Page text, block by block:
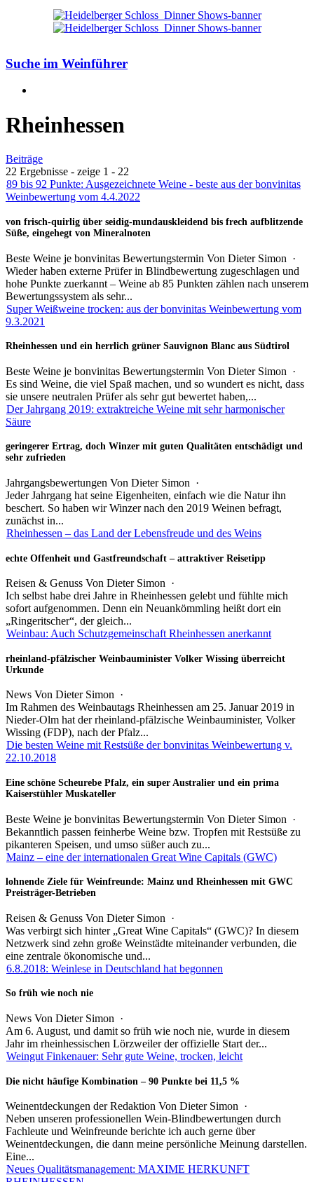
Suche im Weinführer
Rheinhessen
Beiträge
22 Ergebnisse - zeige 1 - 22
89 bis 92 Punkte: Ausgezeichnete Weine - beste aus der bonvinitas
Weinbewertung vom 4.4.2022
von frisch-quirlig über seidig-mundauskleidend bis frech aufblitzende
Süße, eingehegt von Mineralnoten
Beste Weine je bonvinitas Bewertungstermin Von Dieter Simon ·
Wieder haben externe Prüfer in Blindbewertung zugeschlagen und
hohe Punkte zuerkannt – Weine ab 85 Punkten zählen nach unserem
Bewertungssystem als sehr...
Super Weißweine trocken: aus der bonvinitas Weinbewertung vom
9.3.2021
Rheinhessen und ein herrlich grüner Sauvignon Blanc aus Südtirol
Beste Weine je bonvinitas Bewertungstermin Von Dieter Simon ·
Es sind Weine, die viel Spaß machen, und so wundert es nicht, dass
sie unsere neutralen Prüfer als sehr gut bewertet haben,...
Der Jahrgang 2019: extraktreiche Weine mit sehr harmonischer
Säure
geringerer Ertrag, doch Winzer mit guten Qualitäten entschädigt und
sehr zufrieden
Jahrgangsbewertungen Von Dieter Simon ·
Jeder Jahrgang hat seine Eigenheiten, einfach wie die Natur ihn
beschert. So haben wir Winzer nach den 2019 Weinen befragt,
zunächst in...
Rheinhessen – das Land der Lebensfreude und des Weins
echte Offenheit und Gastfreundschaft – attraktiver Reisetipp
Reisen & Genuss Von Dieter Simon ·
Ich selbst habe drei Jahre in Rheinhessen gelebt und fühlte mich
sofort aufgenommen. Denn ein Neuankömmling heißt dort ein
„Ringeritscher“, der gleich...
Weinbau: Auch Schutzgemeinschaft Rheinhessen anerkannt
rheinland-pfälzischer Weinbauminister Volker Wissing überreicht
Urkunde
News Von Dieter Simon ·
Im Rahmen des Weinbautags Rheinhessen am 25. Januar 2019 in
Nieder-Olm hat der rheinland-pfälzische Weinbauminister, Volker
Wissing (FDP), nach der Pfalz...
Die besten Weine mit Restsüße der bonvinitas Weinbewertung v.
22.10.2018
Eine schöne Scheurebe Pfalz, ein super Australier und ein prima
Kaiserstühler Muskateller
Beste Weine je bonvinitas Bewertungstermin Von Dieter Simon ·
Bekanntlich passen feinherbe Weine bzw. Tropfen mit Restsüße zu
pikanteren Speisen, und umso süßer auch zu...
Mainz – eine der internationalen Great Wine Capitals (GWC)
lohnende Ziele für Weinfreunde: Mainz und Rheinhessen mit GWC
Preisträger-Betrieben
Reisen & Genuss Von Dieter Simon ·
Was verbirgt sich hinter „Great Wine Capitals“ (GWC)? In diesem
Netzwerk sind zehn große Weinstädte miteinander verbunden, die
eine zentrale ökonomische und...
6.8.2018: Weinlese in Deutschland hat begonnen
So früh wie noch nie
News Von Dieter Simon ·
Am 6. August, und damit so früh wie noch nie, wurde in diesem
Jahr im rheinhessischen Lörzweiler der offizielle Start der...
Weingut Finkenauer: Sehr gute Weine, trocken, leicht
Die nicht häufige Kombination – 90 Punkte bei 11,5 %
Weinentdeckungen der Redaktion Von Dieter Simon ·
Neben unseren professionellen Wein-Blindbewertungen durch
Fachleute und Weinfreunde berichte ich auch gerne über
Weinentdeckungen, die dann meine persönliche Meinung darstellen.
Eine...
Neues Qualitätsmanagement: MAXIME HERKUNFT